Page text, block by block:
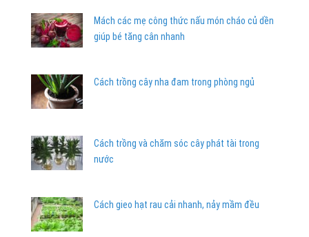
Mách các mẹ công thức nấu món cháo củ dền
giúp bé tăng cân nhanh
Cách trồng cây nha đam trong phòng ngủ
Cách trồng và chăm sóc cây phát tài trong
nước
Cách gieo hạt rau cải nhanh, nảy mầm đều